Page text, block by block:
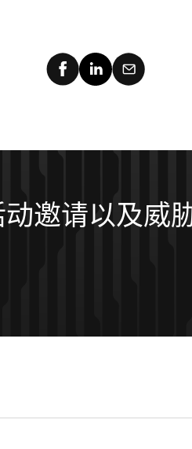
邀请以及威